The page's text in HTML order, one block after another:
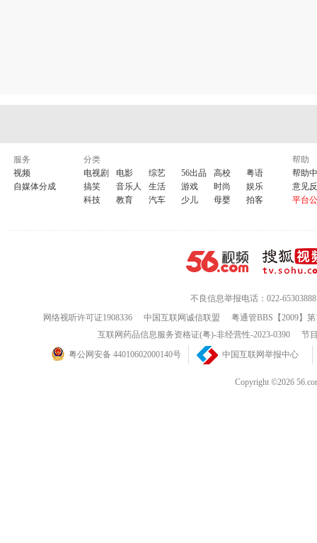
服务
视频
自媒体分成
分类
电视剧
电影 综艺 56出品 高校
粤语
搞笑
音乐人 生活 游戏 时尚
娱乐
科技
教育 汽车 少儿 母婴 拍客
帮助
帮助
意见
平台
不良信息举报电话：022-65303888
网络视听许可证1908336
中国互联网诚信联盟
粤通管BBS【2009】
互联网药品信息服务资格证(粤)-非经营性-2023-0390
节
粤公网安备 44010602000140号
中国互联网举报中心
Copyright ©2026